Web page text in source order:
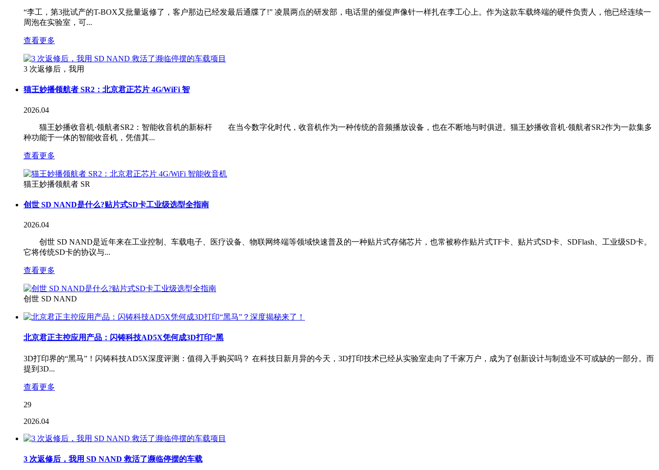
“李工，第3批试产的T-BOX又批量返修了，客户那边已经发最后通牒了!” 凌晨两点的研发部，电话里的催促声像针一样扎在李工心上。作为这款车载终端的硬件负责人，他已经连续一
周泡在实验室，可...
查看更多
3 次返修后，我用
猫王妙播领航者 SR2：北京君正芯片 4G/WiFi 智
2026.04
猫王妙播收音机·领航者SR2：智能收音机的新标杆 在当今数字化时代，收音机作为一种传统的音频播放设备，也在不断地与时俱进。猫王妙播收音机·领航者SR2作为一款集多
种功能于一体的智能收音机，凭借其...
查看更多
猫王妙播领航者 SR
创世 SD NAND是什么?贴片式SD卡工业级选型全指南
2026.04
创世 SD NAND是近年来在工业控制、车载电子、医疗设备、物联网终端等领域快速普及的一种贴片式存储芯片，也常被称作贴片式TF卡、贴片式SD卡、SDFlash、工业级SD卡。
它将传统SD卡的协议与...
查看更多
创世 SD NAND
北京君正主控应用产品：闪铸科技AD5X凭何成3D打印“黑
3D打印界的“黑马”！闪铸科技AD5X深度评测：值得入手购买吗？ 在科技日新月异的今天，3D打印技术已经从实验室走向了千家万户，成为了创新设计与制造业不可或缺的一部分。而
提到3D...
查看更多
29
2026.04
3 次返修后，我用 SD NAND 救活了濒临停摆的车载